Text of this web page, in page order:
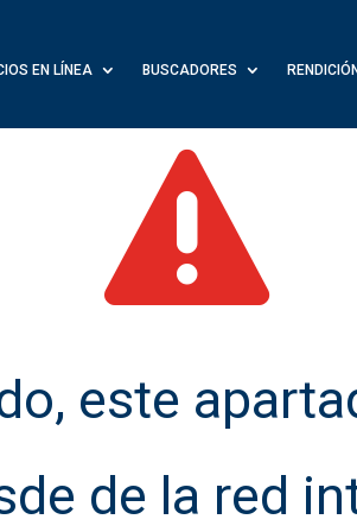
EN LÍNEA BUSCADORES
EN LÍNEA BUSCADORES

este
de la red